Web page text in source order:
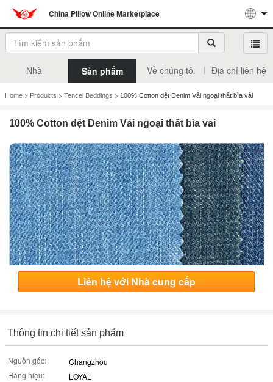
China Pillow Online Marketplace
Nhà Sản phẩm Về chúng tôi Địa chỉ liên hệ
Home > Products > Tencel Beddings > 100% Cotton dệt Denim Vải ngoại thất bìa vải
100% Cotton dệt Denim Vải ngoại thất bìa vải
Liên hệ với Nhà cung cấp
Thông tin chi tiết sản phẩm
Nguồn gốc:
Changzhou
Hàng hiệu:
LOYAL